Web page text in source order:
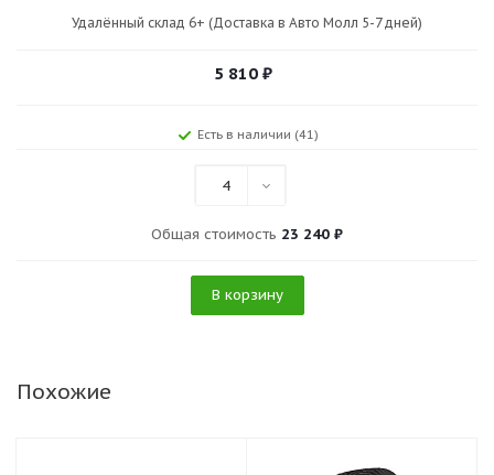
Удалённый склад 6+ (Доставка в Авто Молл 5-7 дней)
5 810 ₽
Есть в наличии (41)
4
Общая стоимость 23 240 ₽
В корзину
Похожие